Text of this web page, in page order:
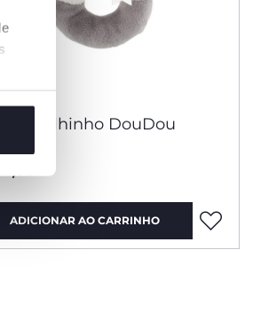
Coelhinho DouDou
ADICIONAR AO CARRINHO